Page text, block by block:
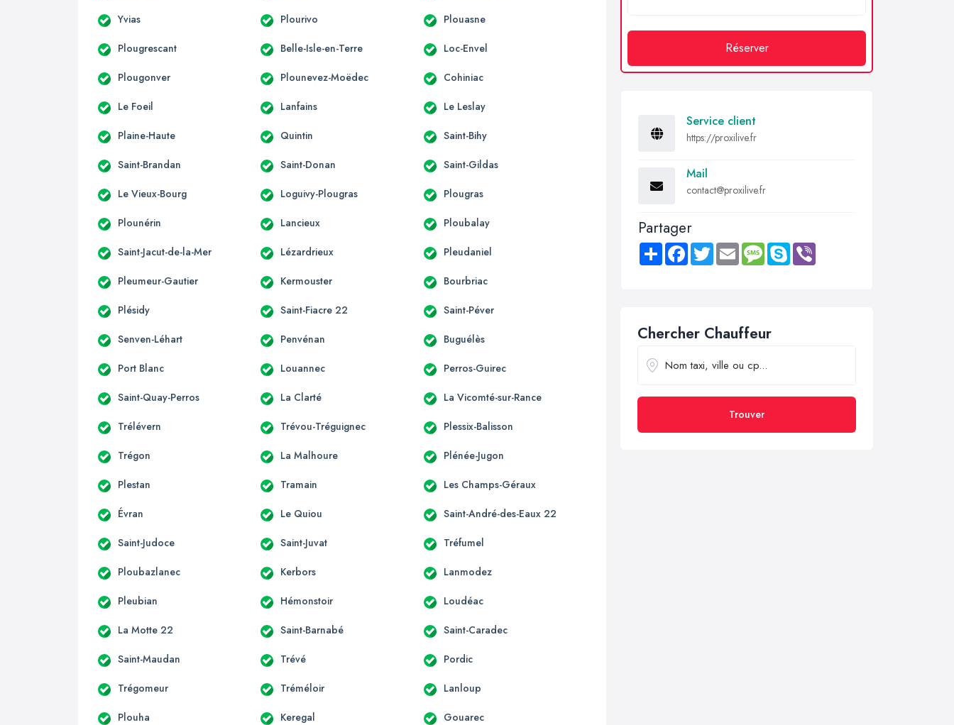
Yvias Plourivo Plouasne
Plougrescant Belle-Isle-en-Terre Loc-Envel
Plougonver Plounevez-Moëdec Cohiniac
Le Foeil Lanfains Le Leslay
Plaine-Haute Quintin Saint-Bihy
Saint-Brandan Saint-Donan Saint-Gildas
Le Vieux-Bourg Loguivy-Plougras Plougras
Plounérin Lancieux Ploubalay
Saint-Jacut-de-la-Mer Lézardrieux Pleudaniel
Pleumeur-Gautier Kermouster Bourbriac
Plésidy Saint-Fiacre 22 Saint-Péver
Senven-Léhart Penvénan Buguélès
Port Blanc Louannec Perros-Guirec
Saint-Quay-Perros La Clarté La Vicomté-sur-Rance
Trélévern Trévou-Tréguignec Plessix-Balisson
Trégon La Malhoure Plénée-Jugon
Plestan Tramain Les Champs-Géraux
Évran Le Quiou Saint-André-des-Eaux 22
Saint-Judoce Saint-Juvat Tréfumel
Ploubazlanec Kerbors Lanmodez
Pleubian Hémonstoir Loudéac
La Motte 22 Saint-Barnabé Saint-Caradec
Saint-Maudan Trévé Pordic
Trégomeur Tréméloir Lanloup
Plouha Keregal Gouarec
Réserver
Service client
https://proxilive.fr
Mail
contact@proxilive.fr
Partager
Share FacebookTwitter Email MessageSkype
Chercher Chauffeur
Trouver